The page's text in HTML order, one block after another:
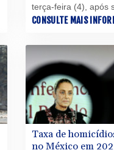
terça-feira (4), após
retiradas de suas
km da capital da
após uma forte
deixou o país em
"perigo", o segundo
elevado.
CONSULTE MAIS
Taxa de
no México em